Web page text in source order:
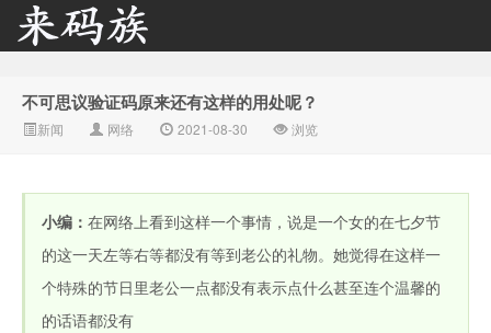
来码族 - 分享在线短信资
不可思议验证码原来还有这样的用处呢？
新闻 网络 2021-08-30 浏览
小编： 在网络上看到这样一个事情，说是一个女的在七夕节
的这一天左等右等都没有等到老公的礼物。她觉得在这样一
个特殊的节日里老公一点都没有表示点什么甚至连个温馨的
的话语都没有